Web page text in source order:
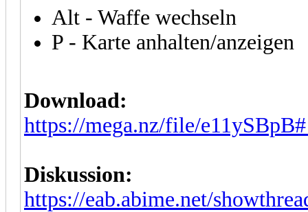
Alt - Waffe wechseln
P - Karte anhalten/anzeigen
Download:
https://mega.nz/file/
Diskussion:
https://eab.abime.net/